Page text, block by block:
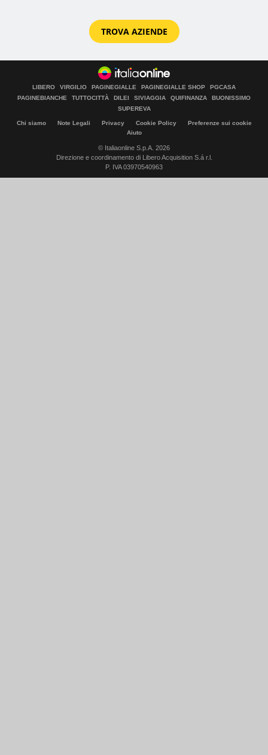
TROVA AZIENDE
LIBERO VIRGILIO PAGINEGIALLE PAGINEGIALLE SHOP
PGCASA
PAGINEBIANCHE
TUTTOCITTÀ DILEI SIVIAGGIA QUIFINANZA
BUONISSIMO
SUPEREVA
Chi siamo Note Legali Privacy Cookie Policy
Preferenze sui cookie
Aiuto
© Italiaonline S.p.A. 2026
Direzione e coordinamento di Libero Acquisition S.á r.l.
P. IVA 03970540963